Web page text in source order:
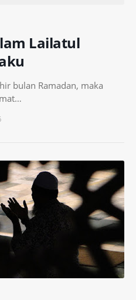
Lailatul
bulan Ramadan, maka